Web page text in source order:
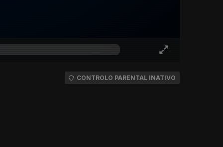
CONTROLO PARENTAL INATIVO